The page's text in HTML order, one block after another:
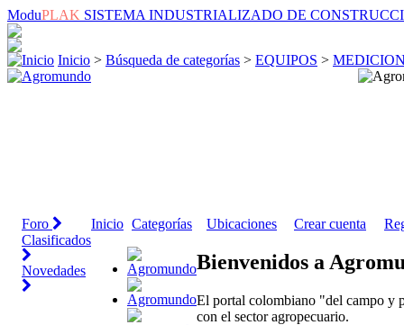
ModuPLAK SISTEMA INDUSTRIALIZADO DE
Inicio > Búsqueda de categorías > EQUIPOS >
Foro
Clasificados
Novedades
Inicio Categorías Ubicaciones Crear cuenta
Bienvenidos a
El portal colombiano "del campo y
con el sector agropecuario.